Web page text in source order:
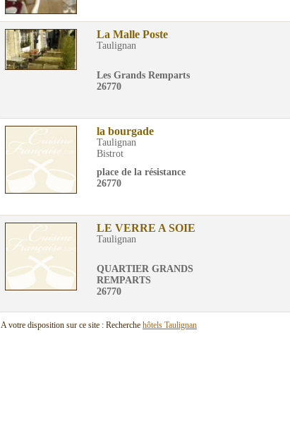
La Malle Poste
Taulignan
Les Grands Remparts
26770
la bourgade
Taulignan
Bistrot
place de la résistance
26770
LE VERRE A SOIE
Taulignan
QUARTIER GRANDS
REMPARTS
26770
A votre disposition sur ce site : Recherche hôtels Taulignan